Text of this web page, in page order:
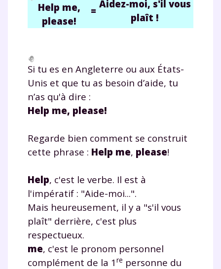
Help me,
please!
=
Aidez-moi, s'il vous
plaît !
Si tu es en Angleterre ou aux États-
Unis et que tu as besoin d’aide, tu
n’as qu'à dire :
Help me, please!
Regarde bien comment se construit
cette phrase : Help me, please!
Help, c'est le verbe. Il est à
l'impératif : "Aide-moi...".
Mais heureusement, il y a "s'il vous
plaît" derrière, c'est plus
respectueux.
me, c'est le pronom personnel
complément de la 1 re personne du